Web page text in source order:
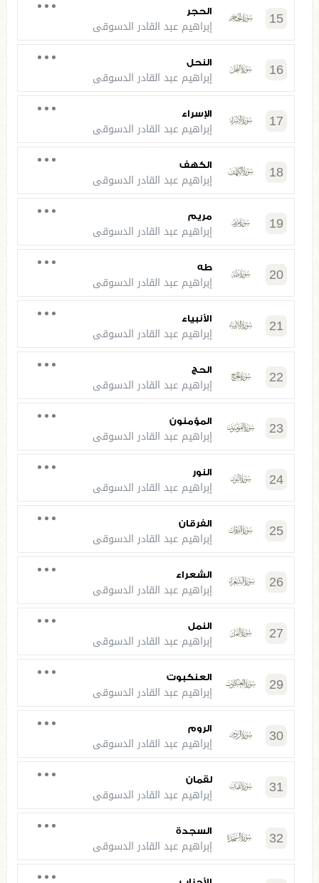
15 الحجر
إبراهيم عبد القادر الدسوقي
16 النحل
إبراهيم عبد القادر الدسوقي
17 الإسراء
إبراهيم عبد القادر الدسوقي
18 الكهف
إبراهيم عبد القادر الدسوقي
19 مريم
إبراهيم عبد القادر الدسوقي
20 طه
إبراهيم عبد القادر الدسوقي
21 الأنبياء
إبراهيم عبد القادر الدسوقي
22 الحج
إبراهيم عبد القادر الدسوقي
23 المؤمنون
إبراهيم عبد القادر الدسوقي
24 النور
إبراهيم عبد القادر الدسوقي
25 الفرقان
إبراهيم عبد القادر الدسوقي
26 الشعراء
إبراهيم عبد القادر الدسوقي
27 النمل
إبراهيم عبد القادر الدسوقي
29 العنكبوت
إبراهيم عبد القادر الدسوقي
30 الروم
إبراهيم عبد القادر الدسوقي
31 لقمان
إبراهيم عبد القادر الدسوقي
32 السجدة
إبراهيم عبد القادر الدسوقي